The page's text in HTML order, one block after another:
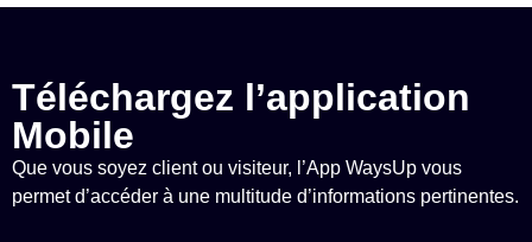
Téléchargez l’application
Mobile
Que vous soyez client ou visiteur, l’App WaysUp vous
permet d’accéder à une multitude d’informations pertinentes.